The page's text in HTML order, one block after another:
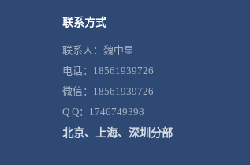
联系方式
联系人：魏中显
电话：18561939726
微信：18561939726
Q Q：1746749398
北京、上海、深圳分部